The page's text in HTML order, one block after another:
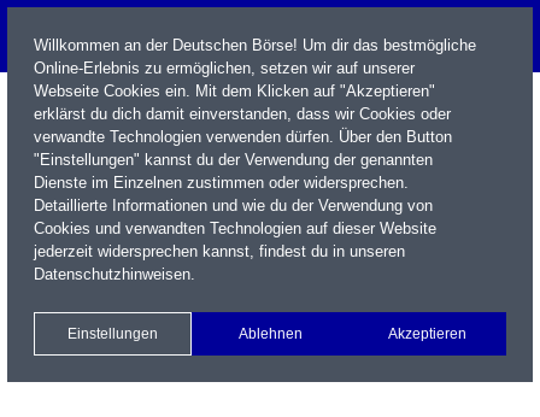
Name / WKN / ISIN / Kürzel
Xetra Realtime
Watchlist Portfolio Login
Willkommen an der Deutschen Börse! Um dir das bestmögliche
Online-Erlebnis zu ermöglichen, setzen wir auf unserer
Webseite Cookies ein. Mit dem Klicken auf "Akzeptieren"
erklärst du dich damit einverstanden, dass wir Cookies oder
verwandte Technologien verwenden dürfen. Über den Button
"Einstellungen" kannst du der Verwendung der genannten
Dienste im Einzelnen zustimmen oder widersprechen.
Detaillierte Informationen und wie du der Verwendung von
Cookies und verwandten Technologien auf dieser Website
jederzeit widersprechen kannst, findest du in unseren
Datenschutzhinweisen.
Einstellungen Ablehnen Akzeptieren